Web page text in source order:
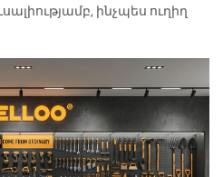
ինչպես ուղիղ